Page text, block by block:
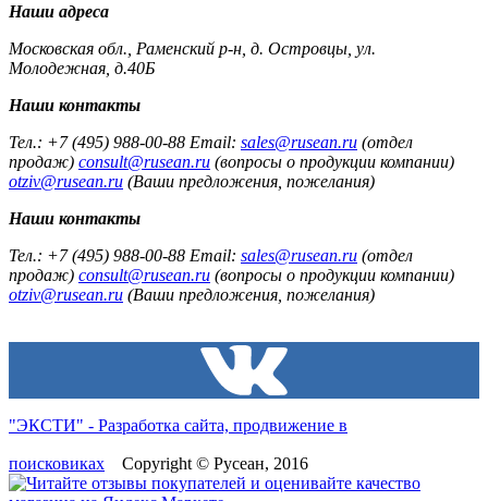
Наши адреса
Московская обл., Раменский р-н, д. Островцы, ул.
Молодежная, д.40Б
Наши контакты
Тел.: +7 (495) 988-00-88 Email: sales@rusean.ru (отдел
продаж) consult@rusean.ru (вопросы о продукции компании)
otziv@rusean.ru (Ваши предложения, пожелания)
Наши контакты
Тел.: +7 (495) 988-00-88 Email: sales@rusean.ru (отдел
продаж) consult@rusean.ru (вопросы о продукции компании)
otziv@rusean.ru (Ваши предложения, пожелания)
"ЭКСТИ" - Разработка сайта, продвижение в
поисковиках Copyright © Русеан, 2016